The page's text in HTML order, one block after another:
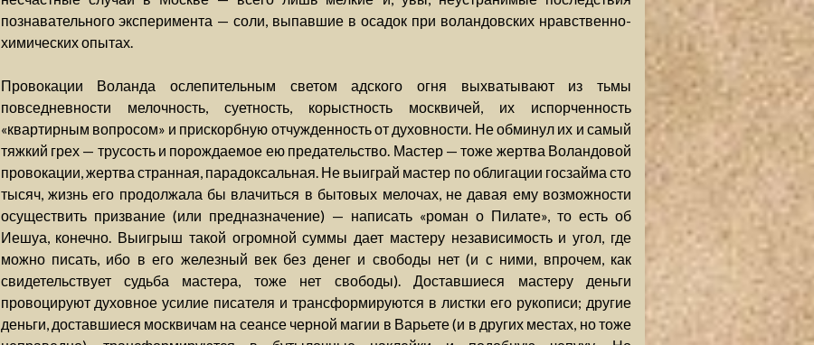
познавательного эксперимента — соли, выпавшие в осадок при воландовских нравственно-
химических опытах.
Провокации Воланда ослепительным светом адского огня выхватывают из тьмы
повседневности мелочность, суетность, корыстность москвичей, их испорченность
«квартирным вопросом» и прискорбную отчужденность от духовности. Не обминул их и самый
тяжкий грех — трусость и порождаемое ею предательство. Мастер — тоже жертва Воландовой
провокации, жертва странная, парадоксальная. Не выиграй мастер по облигации госзайма сто
тысяч, жизнь его продолжала бы влачиться в бытовых мелочах, не давая ему возможности
осуществить призвание (или предназначение) — написать «роман о Пилате», то есть об
Иешуа, конечно. Выигрыш такой огромной суммы дает мастеру независимость и угол, где
можно писать, ибо в его железный век без денег и свободы нет (и с ними, впрочем, как
свидетельствует судьба мастера, тоже нет свободы). Доставшиеся мастеру деньги
провоцируют духовное усилие писателя и трансформируются в листки его рукописи; другие
деньги, доставшиеся москвичам на сеансе черной магии в Варьете (и в других местах, но тоже